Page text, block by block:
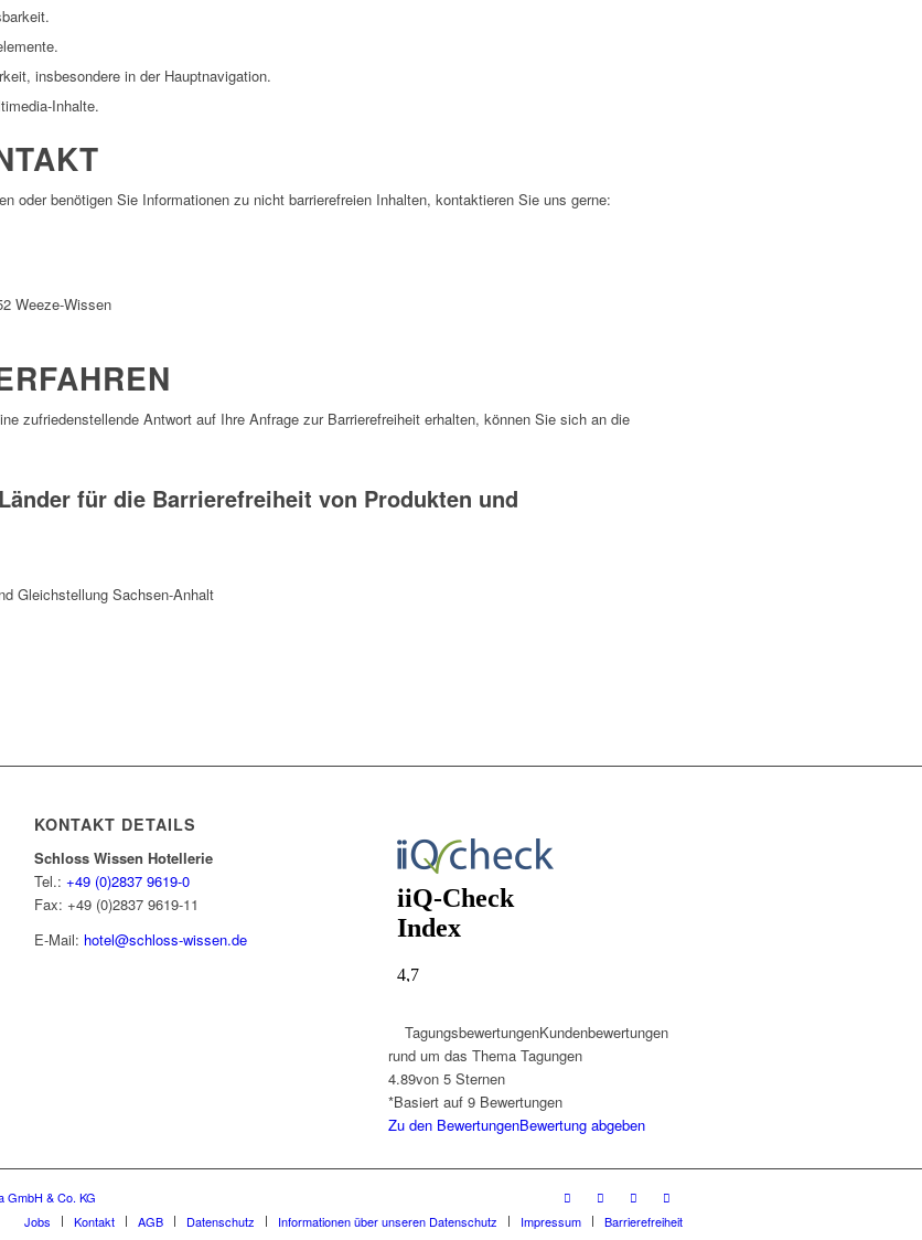
insbesondere in der Hauptnavigation.
Inhalte.
oder benötigen Sie Informationen zu nicht barrierefreien Inhalten, kontaktieren Sie uns gerne:
Weeze-Wissen
zufriedenstellende Antwort auf Ihre Anfrage zur Barrierefreiheit erhalten, können Sie sich an die
für die Barrierefreiheit von Produkten und
Gleichstellung Sachsen-Anhalt
KONTAKT DETAILS
Schloss Wissen Hotellerie
Tel.: +49 (0)2837 9619-0
Fax: +49 (0)2837 9619-11
E-Mail: hotel@schloss-wissen.de
TagungsbewertungenKundenbewertungen
rund um das Thema Tagungen
4.89von 5 Sternen
*Basiert auf9 Bewertungen
Zu den BewertungenBewertung abgeben
GmbH & Co. KG
Jobs
Kontakt AGB Datenschutz Informationen über unseren Datenschutz Impressum Barrierefreiheit